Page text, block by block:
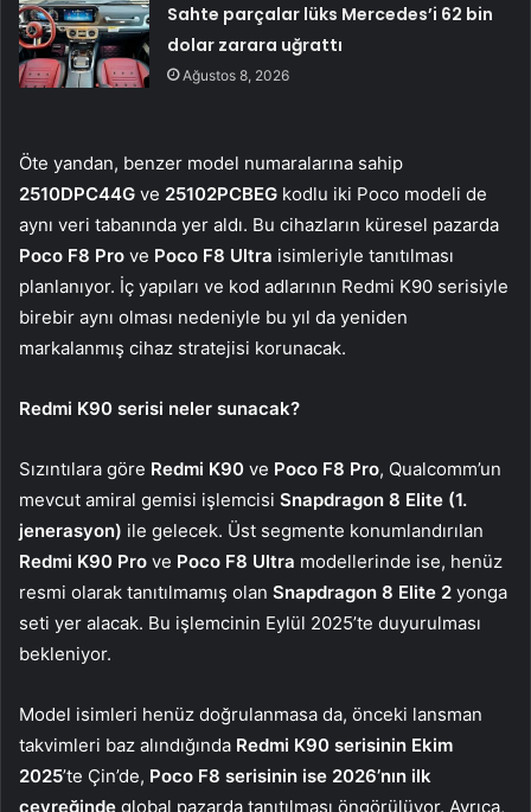
Sahte parçalar lüks Mercedes’i 62 bin
dolar zarara uğrattı
Ağustos 8, 2026
Öte yandan, benzer model numaralarına sahip
2510DPC44G ve 25102PCBEG kodlu iki Poco modeli de
aynı veri tabanında yer aldı. Bu cihazların küresel pazarda
Poco F8 Pro ve Poco F8 Ultra isimleriyle tanıtılması
planlanıyor. İç yapıları ve kod adlarının Redmi K90 serisiyle
birebir aynı olması nedeniyle bu yıl da yeniden
markalanmış cihaz stratejisi korunacak.
Redmi K90 serisi neler sunacak?
Sızıntılara göre Redmi K90 ve Poco F8 Pro, Qualcomm’un
mevcut amiral gemisi işlemcisi Snapdragon 8 Elite (1.
jenerasyon) ile gelecek. Üst segmente konumlandırılan
Redmi K90 Pro ve Poco F8 Ultra modellerinde ise, henüz
resmi olarak tanıtılmamış olan Snapdragon 8 Elite 2 yonga
seti yer alacak. Bu işlemcinin Eylül 2025’te duyurulması
bekleniyor.
Model isimleri henüz doğrulanmasa da, önceki lansman
takvimleri baz alındığında Redmi K90 serisinin Ekim
2025’te Çin’de, Poco F8 serisinin ise 2026’nın ilk
çeyreğinde global pazarda tanıtılması öngörülüyor. Ayrıca,